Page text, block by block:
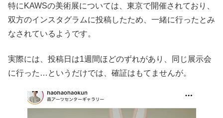
特にKAWSの美術展については、東京で開催されており、
双方のインスタグラムに投稿したため、一緒に行ったとみ
なされているようです。
実際には、投稿日は1週間ほどのずれがあり、同じ展示会
に行った…というだけでは、確証はもてませんが。